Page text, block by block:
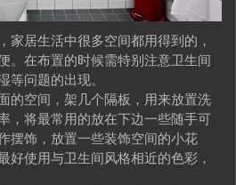
家居生活中很多空间都用得到的，
。在布置的时候需特别注意卫生间
等问题的出现。
的空间，架几个隔板，用来放置洗
，将最常用的放在下边一些随手可
摆饰，放置一些装饰空间的小花
好使用与卫生间风格相近的色彩，